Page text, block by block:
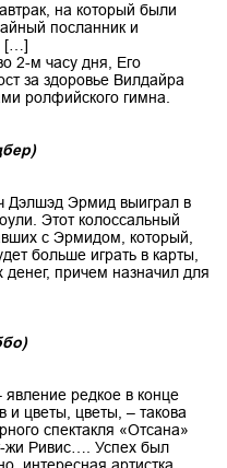
на который были
посланник и
[…]
2-м часу дня, Его
за здоровье Вилдайра
ролфийского гимна.
Дэлшэд Эрмид выиграл в
Этот колоссальный
с Эрмидом, который,
больше играть в карты,
денег, причем назначил для
редкое в конце
и цветы, цветы, – такова
спектакля «Отсана»
жи Ривис…. Успех был